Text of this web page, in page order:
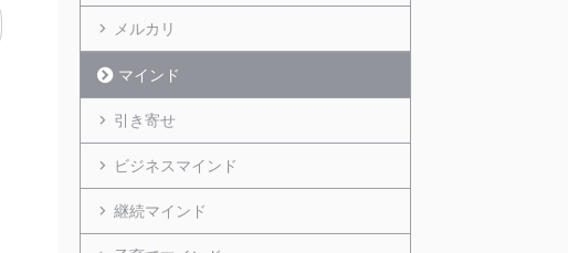
メルカリ
マインド
引き寄せ
ビジネスマインド
継続マインド